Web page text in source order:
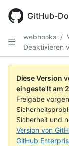
main
content
GitHub-
webhooks /
Deaktivieren
Diese Version
eingestellt am
Freigabe
Sicherheit und
Version von
GitHub